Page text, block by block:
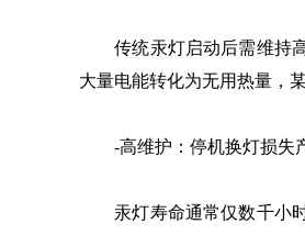
传统汞灯启动后需维持高
大量电能转化为无用热量，
-高维护：停机换灯损失
汞灯寿命通常仅数千小时